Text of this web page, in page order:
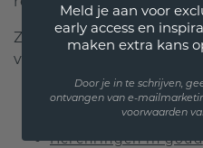
Zo geniet je jarenlang
verlovingsring die
Verlovingsringen in
Ringen in goud
Herenringen in goud
Meld je aan voor
early access en
maken extra kans
Door je in te schrijven,
ontvangen van e-
voorwaarden